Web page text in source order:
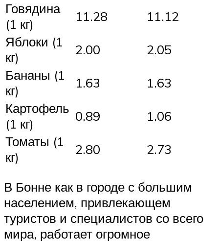
Говядина
(1 кг)
11.28
11.12
Яблоки (1
кг)
2.00
2.05
Бананы (1
кг)
1.63
1.63
Картофель
(1 кг)
0.89
1.06
Томаты (1
кг)
2.80 2.73
В Бонне как в городе с большим
населением, привлекающем
туристов и специалистов со всего
мира, работает огромное